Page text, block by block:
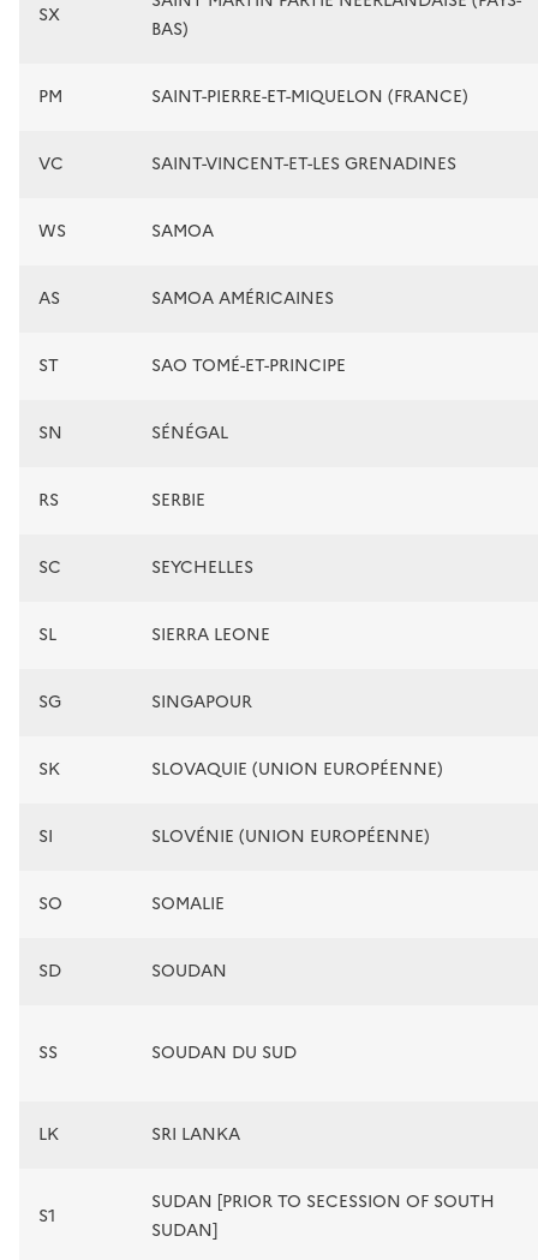
SX
BAS)
PM SAINT-PIERRE-ET-MIQUELON (FRANCE)
VC SAINT-VINCENT-ET-LES GRENADINES
WS SAMOA
AS SAMOA AMÉRICAINES
ST SAO TOMÉ-ET-PRINCIPE
SN SÉNÉGAL
RS SERBIE
SC SEYCHELLES
SL SIERRA LEONE
SG SINGAPOUR
SK SLOVAQUIE (UNION EUROPÉENNE)
SI SLOVÉNIE (UNION EUROPÉENNE)
SO SOMALIE
SD SOUDAN
SS SOUDAN DU SUD
LK SRI LANKA
S1
SUDAN [PRIOR TO SECESSION OF SOUTH
SUDAN]